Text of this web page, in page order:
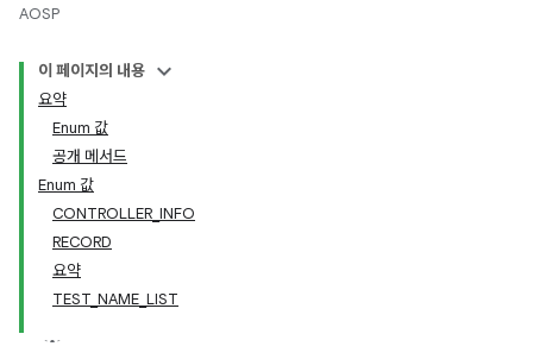
AOSP
이 페이지의 내용
요약
Enum 값
공개 메서드
Enum 값
CONTROLLER_INFO
RECORD
요약
TEST_NAME_LIST